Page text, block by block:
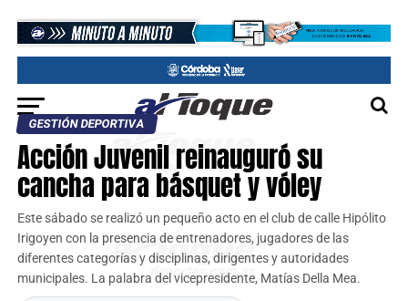
GESTIÓN DEPORTIVA
Acción Juvenil reinauguró su
cancha para básquet y vóley
Este sábado se realizó un pequeño acto en el club de calle Hipólito
Irigoyen con la presencia de entrenadores, jugadores de las
diferentes categorías y disciplinas, dirigentes y autoridades
municipales. La palabra del vicepresidente, Matías Della Mea.